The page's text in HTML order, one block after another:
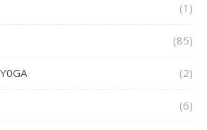
(1)
(85)
(2)
(6)